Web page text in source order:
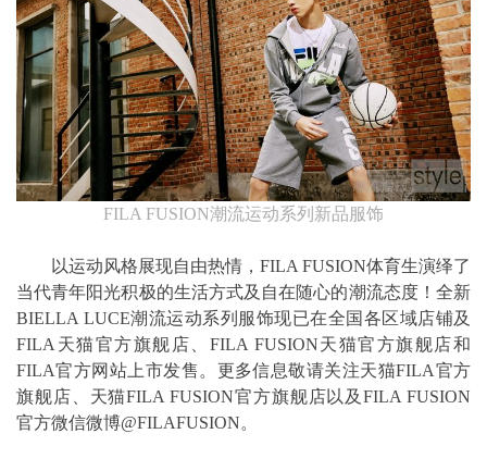
FILA FUSION潮流运动系列新品服饰
以运动风格展现自由热情，FILA FUSION体育生演绎了
当代青年阳光积极的生活方式及自在随心的潮流态度！全新
BIELLA LUCE潮流运动系列服饰现已在全国各区域店铺及
FILA天猫官方旗舰店、FILA FUSION天猫官方旗舰店和
FILA官方网站上市发售。更多信息敬请关注天猫FILA官方
旗舰店、天猫FILA FUSION官方旗舰店以及FILA FUSION
官方微信微博@FILAFUSION。